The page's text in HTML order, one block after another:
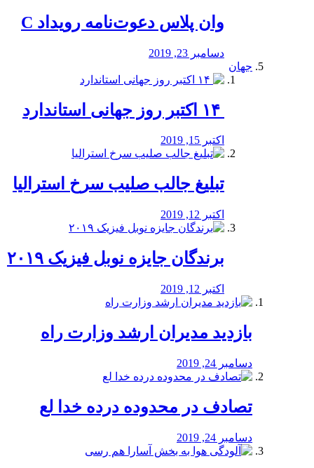
وان پلاس دعوت‌نامه رویداد C
دسامبر 23, 2019
جهان
اکتبر 15, 2019
تبلیغ جالب صلیب سرخ استرالیا
اکتبر 12, 2019
برندگان جایزه نوبل فیزیک ۲۰۱۹
اکتبر 12, 2019
بازدید مدیران ارشد وزارت راه
دسامبر 24, 2019
تصادف در محدوده درده خدا لع
دسامبر 24, 2019